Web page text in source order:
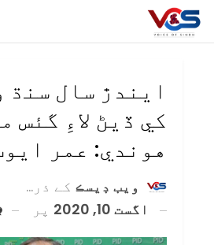
ايندڙ سال سنڌ
کي ڏيڻ لاءِ گئس
هوندي: عمر
ويب ڊيسڪ کے ذریعہ
اگست 10, 2020
پر